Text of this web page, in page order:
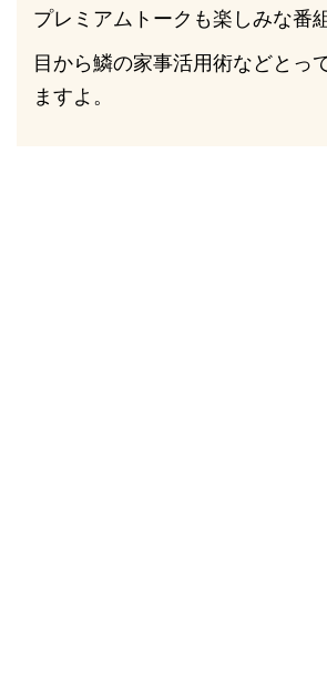
プレミアムトークも楽しみな番
目から鱗の家事活用術などとっ
ますよ。